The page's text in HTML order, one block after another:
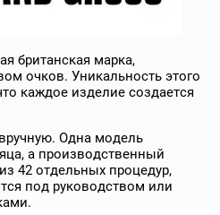
британская марка,
очков. Уникальность этого
каждое изделие создается
Одна модель
а производственный
42 отдельных процедур,
под руководством или